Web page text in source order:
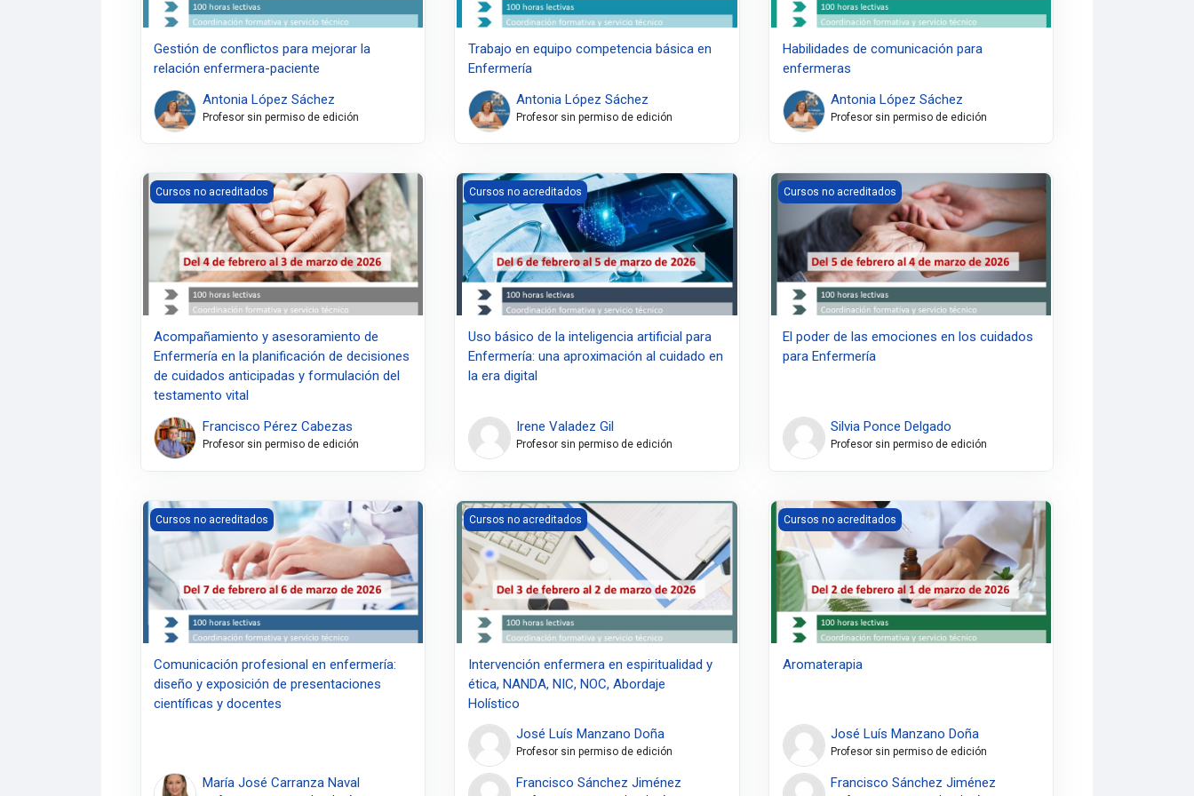
Gestión de conflictos para mejorar la
relación enfermera-paciente
Antonia López Sáchez
Profesor sin permiso de edición
Trabajo en equipo competencia básica en
Enfermería
Antonia López Sáchez
Profesor sin permiso de edición
Habilidades de comunicación para
enfermeras
Antonia López Sáchez
Profesor sin permiso de edición
Acompañamiento y asesoramiento de Enfermería en la planificación de decisiones de cuidados anticipadas y formulación del testamento vital
Cursos no acreditados
Acompañamiento y asesoramiento de
Enfermería en la planificación de decisiones
de cuidados anticipadas y formulación del
testamento vital
Francisco Pérez Cabezas
Profesor sin permiso de edición
Uso básico de la inteligencia artificial para Enfermería: una aproximación al cuidado en la era digital
Cursos no acreditados
Uso básico de la inteligencia artificial para
Enfermería: una aproximación al cuidado en
la era digital
Irene Valadez Gil
Profesor sin permiso de edición
El poder de las emociones en los cuidados para Enfermería
Cursos no acreditados
El poder de las emociones en los cuidados
para Enfermería
Silvia Ponce Delgado
Profesor sin permiso de edición
Comunicación profesional en enfermería: diseño y exposición de presentaciones científicas y docentes
Cursos no acreditados
Comunicación profesional en enfermería:
diseño y exposición de presentaciones
científicas y docentes
María José Carranza Naval
Intervención enfermera en espiritualidad y ética, NANDA, NIC, NOC, Abordaje Holístico
Cursos no acreditados
Intervención enfermera en espiritualidad y
ética, NANDA, NIC, NOC, Abordaje
Holístico
José Luís Manzano Doña
Profesor sin permiso de edición
Francisco Sánchez Jiménez
Aromaterapia
Cursos no acreditados
Aromaterapia
José Luís Manzano Doña
Profesor sin permiso de edición
Francisco Sánchez Jiménez